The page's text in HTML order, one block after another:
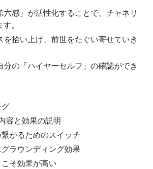
六感」が活性化することで、チャネリ
。
を拾い上げ、前世をたぐい寄せていき
分の「ハイヤーセルフ」の確認ができ
容と効果の説明
がるためのスイッチ
ラウンディング効果
そ効果が高い